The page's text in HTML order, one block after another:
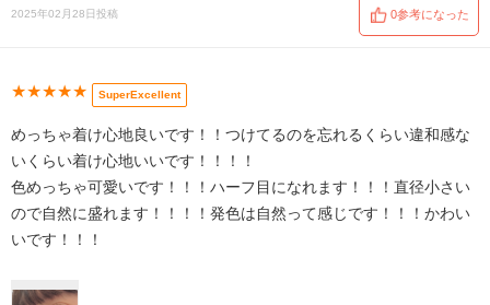
2025年02月28日投稿 0参考になった
★★★★★ SuperExcellent
めっちゃ着け心地良いです！！つけてるのを忘れるくらい違和感な
いくらい着け心地いいです！！！！
色めっちゃ可愛いです！！！ハーフ目になれます！！！直径小さい
ので自然に盛れます！！！！発色は自然って感じです！！！かわい
いです！！！